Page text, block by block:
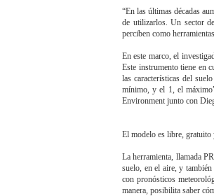
“En las últimas décadas
de utilizarlos. Un sector
perciben como
En este marco, el
Este instrumento tiene en
las características del
mínimo, y el 1, el
Environment junto con
El modelo es libre,
La herramienta, llamada
suelo, en el aire, y
con pronósticos
manera, posibilita saber